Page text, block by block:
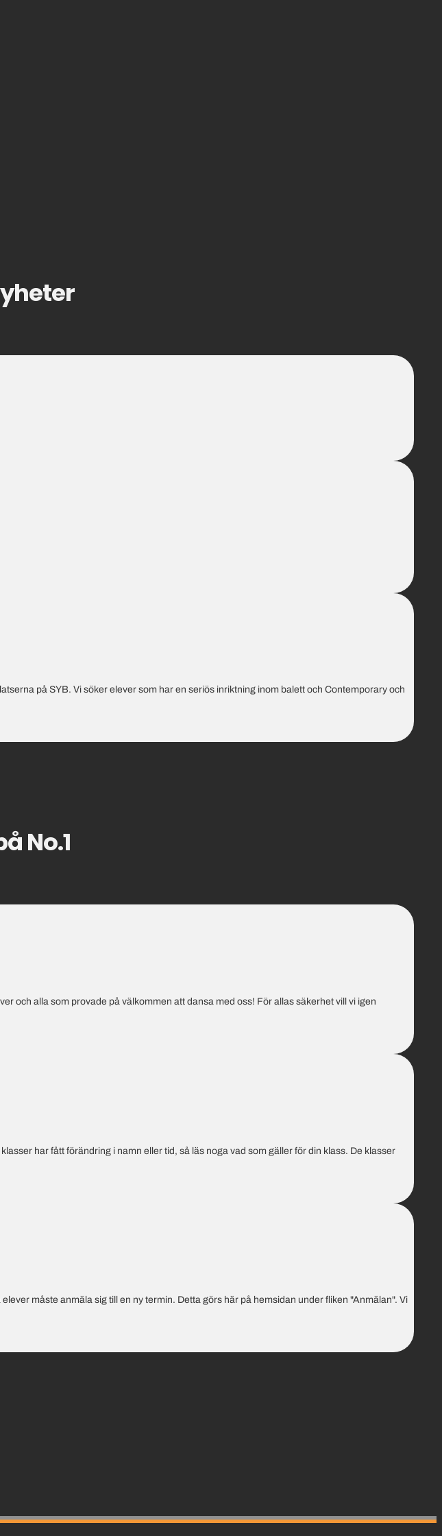
på SYB. Vi söker elever som har en seriös inriktning inom balett och Contemporary och
No.1
och alla som provade på välkommen att dansa med oss! För allas säkerhet vill vi igen
har fått förändring i namn eller tid, så läs noga vad som gäller för din klass. De klasser
måste anmäla sig till en ny termin. Detta görs här på hemsidan under fliken "Anmälan". Vi